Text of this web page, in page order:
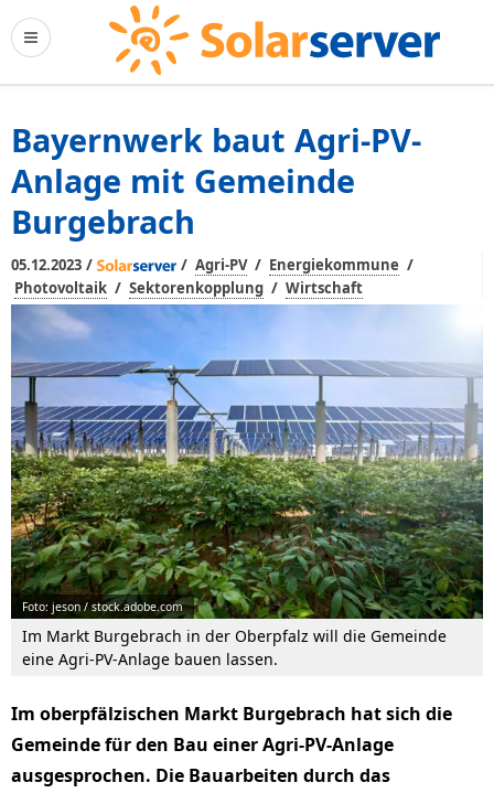
Bayernwerk baut Agri-PV-
Anlage mit Gemeinde
Burgebrach
05.12.2023 / / Agri-PV / Energiekommune /
Photovoltaik / Sektorenkopplung / Wirtschaft
Foto: jeson / stock.adobe.com
Im Markt Burgebrach in der Oberpfalz will die Gemeinde
eine Agri-PV-Anlage bauen lassen.
Im oberpfälzischen Markt Burgebrach hat sich die
Gemeinde für den Bau einer Agri-PV-Anlage
ausgesprochen. Die Bauarbeiten durch das